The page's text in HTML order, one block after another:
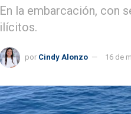
En la embarcación, con
ilícitos.
por Cindy Alonzo 16 de